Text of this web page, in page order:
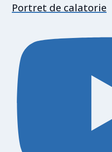
Portret de calatorie